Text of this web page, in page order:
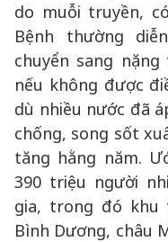
do muỗi truyền,
Bệnh thường
chuyển sang
nếu không được
dù nhiều nước đã
chống, song sốt
tăng hằng năm.
390 triệu người
gia, trong đó khu
Bình Dương, châu